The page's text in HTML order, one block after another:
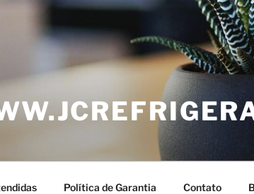
Política de Garantia Contato